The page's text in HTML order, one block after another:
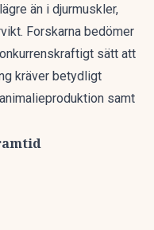
än i djurmuskler,
Forskarna bedömer
sätt att
kräver betydligt
samt